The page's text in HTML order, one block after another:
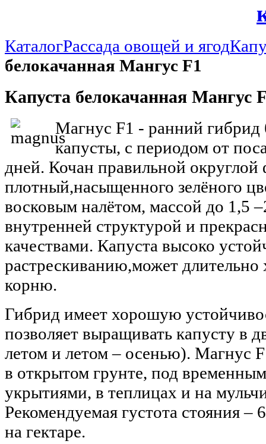
КаталогРассада овощей и ягод
белокачанная Мангус F1
Капуста белокачанная Мангус
Магнус F1 - ранний гибрид
капусты, с периодом от
дней. Кочан правильной
плотный,насыщенного зелёного
восковым налётом, массой до 1,5
внутренней структурой и
качествами. Капуста высоко
растрескиванию,может длительно
корню.
Гибрид имеет хорошую
позволяет выращивать капусту в
летом и летом – осенью). Магнус
в открытом грунте, под
укрытиями, в теплицах и на
Рекомендуемая густота стояния –
на гектаре.